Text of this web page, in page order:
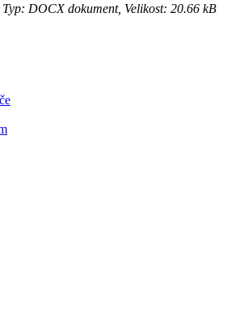
Typ: DOCX dokument, Velikost: 20.66 kB